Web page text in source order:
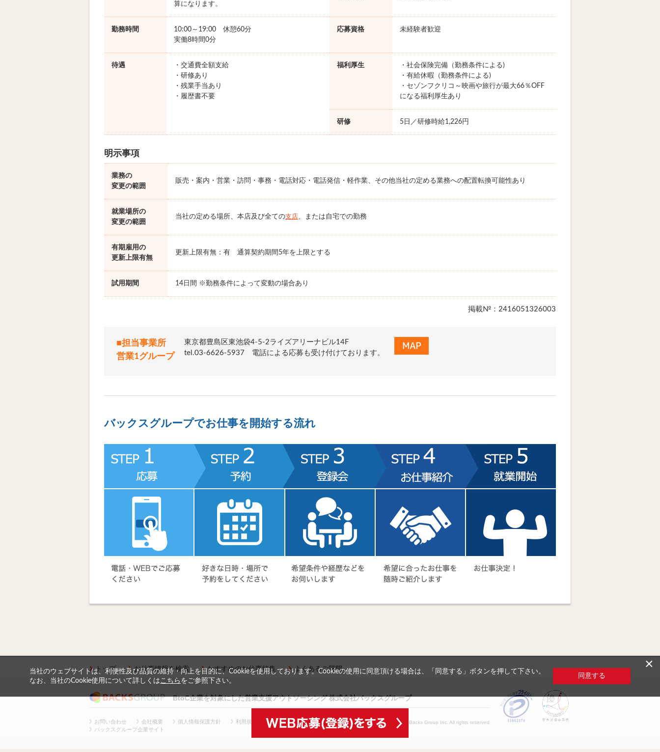
算になります。
勤務時間
10:00～19:00 休憩60分
実働8時間0分
応募資格 未経験者歓迎
待遇
・交通費全額支給
・研修あり
・残業手当あり
・履歴書不要
福利厚生
・社会保険完備（勤務条件による)
・有給休暇（勤務条件による)
・セゾンフクリコ～映画や旅行が最大66％OFF
になる福利厚生あり
研修 5日／研修時給1,226円
明示事項
業務の
変更の範囲
販売・案内・営業・訪問・事務・電話対応・電話発信・軽作業、その他当社の定める業務への配置転換可能性あり
就業場所の
変更の範囲
当社の定める場所、本店及び全ての支店、または自宅での勤務
有期雇用の
更新上限有無
更新上限有無：有 通算契約期間5年を上限とする
試用期間 14日間 ※勤務条件によって変動の場合あり
掲載№：2416051326003
■担当事業所
営業1グループ
東京都豊島区東池袋4-5-2ライズアリーナビル14F
tel.03-6626-5937 電話による応募も受け付けております。
バックスグループでお仕事を開始する流れ
トップ お仕事情報を検索 おすすめのお仕事特集 よくあるご質問
BtoC企業を対象にした営業支援アウトソーシング 株式会社バックスグループ
お問い合わせ 会社概要 個人情報保護方針
利用規約等
バックスグループ企業サイト
(c) Copyright 2026 Backs Group Inc. All rights reserved
×
当社のウェブサイトは、利便性及び品質の維持・向上を目的に、Cookieを使用しております。Cookieの使用に同意頂ける場合は、「同意する」ボタンを押して下さい。
なお、当社のCookie使用について詳しくは こちら をご参照下さい。
同意する